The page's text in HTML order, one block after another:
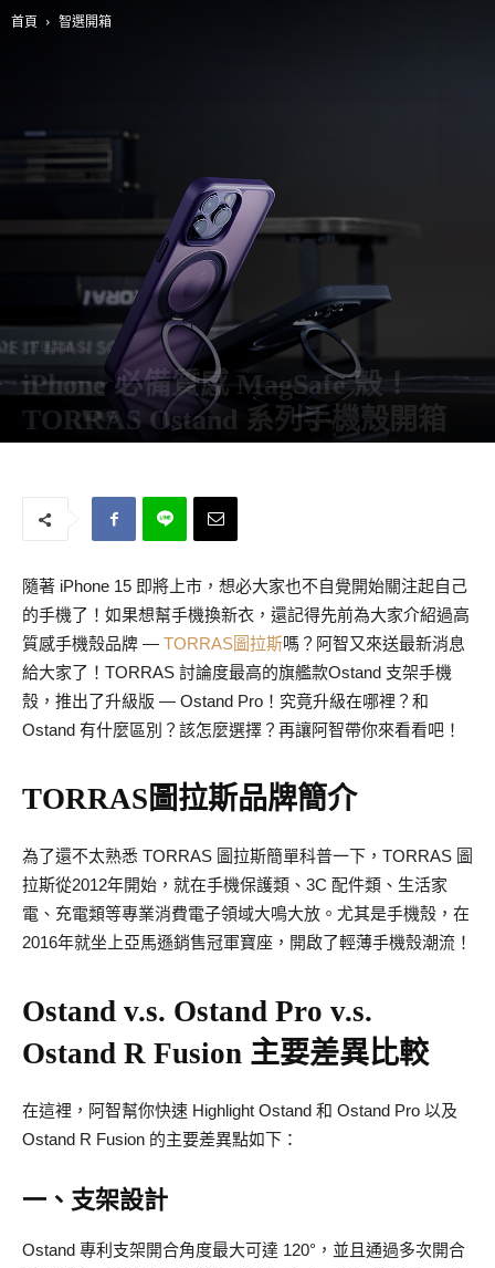
首頁 智選開箱
智選開箱
iPhone 必備質感 MagSafe 殼！
TORRAS Ostand 系列手機殼開箱
隨著 iPhone 15 即將上市，想必大家也不自覺開始關注起自己
的手機了！如果想幫手機換新衣，還記得先前為大家介紹過高
質感手機殼品牌 — TORRAS圖拉斯嗎？阿智又來送最新消息
給大家了！TORRAS 討論度最高的旗艦款Ostand 支架手機
殼，推出了升級版 — Ostand Pro！究竟升級在哪裡？和
Ostand 有什麼區別？該怎麼選擇？再讓阿智帶你來看看吧！
TORRAS圖拉斯品牌簡介
為了還不太熟悉 TORRAS 圖拉斯簡單科普一下，TORRAS 圖
拉斯從2012年開始，就在手機保護類、3C 配件類、生活家
電、充電類等專業消費電子領域大鳴大放。尤其是手機殼，在
2016年就坐上亞馬遜銷售冠軍寶座，開啟了輕薄手機殼潮流！
Ostand v.s. Ostand Pro v.s.
Ostand R Fusion 主要差異比較
在這裡，阿智幫你快速 Highlight Ostand 和 Ostand Pro 以及
Ostand R Fusion 的主要差異點如下：
一、支架設計
Ostand 專利支架開合角度最大可達 120°，並且通過多次開合